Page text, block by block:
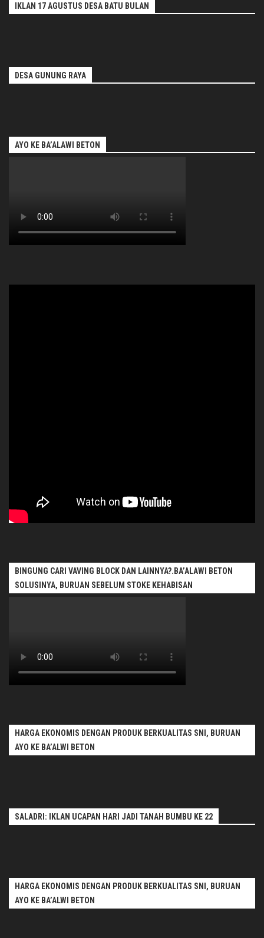
IKLAN 17 AGUSTUS DESA BATU BULAN
DESA GUNUNG RAYA
AYO KE BA’ALAWI BETON
BINGUNG CARI VAVING BLOCK DAN LAINNYA?.BA’ALAWI BETON
SOLUSINYA, BURUAN SEBELUM STOKE KEHABISAN
HARGA EKONOMIS DENGAN PRODUK BERKUALITAS SNI, BURUAN
AYO KE BA’ALWI BETON
SALADRI: IKLAN UCAPAN HARI JADI TANAH BUMBU KE 22
HARGA EKONOMIS DENGAN PRODUK BERKUALITAS SNI, BURUAN
AYO KE BA’ALWI BETON